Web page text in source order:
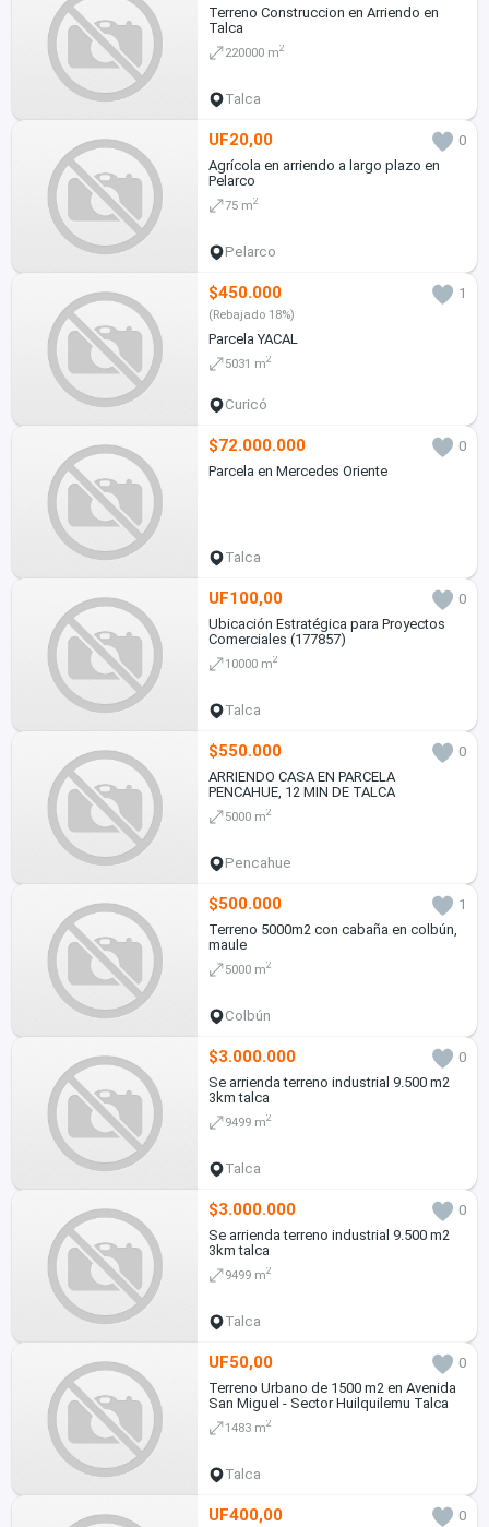
Terreno Construccion en Arriendo en
Talca
220000 m2
Talca
UF20,00
0
Agrícola en arriendo a largo plazo en
Pelarco
75 m2
Pelarco
$450.000 1
(Rebajado 18%)
Parcela YACAL
5031 m2
Curicó
$72.000.000
0
Parcela en Mercedes Oriente
Talca
UF100,00
0
Ubicación Estratégica para Proyectos
Comerciales (177857)
10000 m2
Talca
$550.000
0
ARRIENDO CASA EN PARCELA
PENCAHUE, 12 MIN DE TALCA
5000 m2
Pencahue
$500.000
1
Terreno 5000m2 con cabaña en colbún,
maule
5000 m2
Colbún
$3.000.000
0
Se arrienda terreno industrial 9.500 m2
3km talca
9499 m2
Talca
$3.000.000
0
Se arrienda terreno industrial 9.500 m2
3km talca
9499 m2
Talca
UF50,00
0
Terreno Urbano de 1500 m2 en Avenida
San Miguel - Sector Huilquilemu Talca
1483 m2
Talca
UF400,00
0